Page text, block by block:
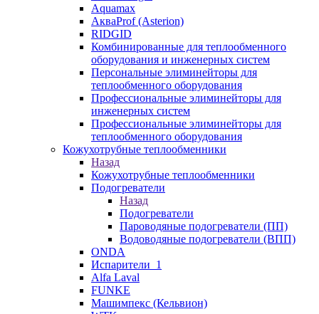
Aquamax
АкваProf (Asterion)
RIDGID
Комбинированные для теплообменного
оборудования и инженерных систем
Персональные элиминейторы для
теплообменного оборудования
Профессиональные элиминейторы для
инженерных систем
Профессиональные элиминейторы для
теплообменного оборудования
Кожухотрубные теплообменники
Назад
Кожухотрубные теплообменники
Подогреватели
Назад
Подогреватели
Пароводяные подогреватели (ПП)
Водоводяные подогреватели (ВПП)
ONDA
Испарители_1
Alfa Laval
FUNKE
Машимпекс (Кельвион)